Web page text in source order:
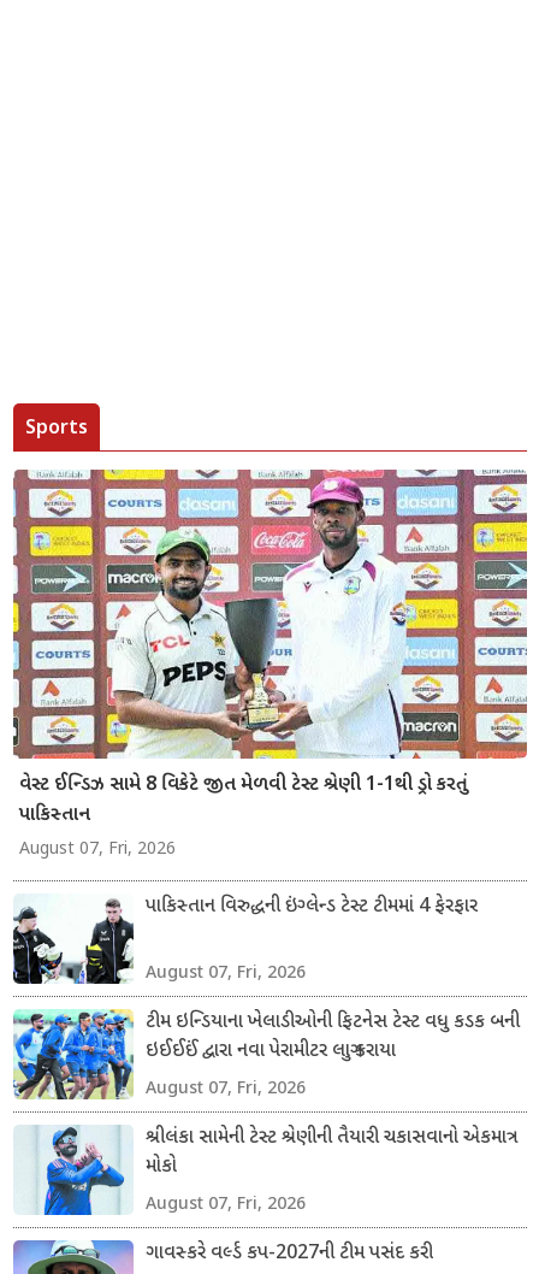
Sports
વેસ્ટ ઈન્ડિઝ સામે 8 વિકેટે જીત મેળવી ટેસ્ટ શ્રેણી 1-1થી ડ્રો કરતું
પાકિસ્તાન
August 07, Fri, 2026
પાકિસ્તાન વિરુદ્ધની ઇંગ્લેન્ડ ટેસ્ટ ટીમમાં 4 ફેરફાર
August 07, Fri, 2026
ટીમ ઇન્ડિયાના ખેલાડીઓની ફિટનેસ ટેસ્ટ વધુ કડક બની
ઇઈઈઈં દ્વારા નવા પેરામીટર લાગુ કરાયા
August 07, Fri, 2026
શ્રીલંકા સામેની ટેસ્ટ શ્રેણીની તૈયારી ચકાસવાનો એકમાત્ર
મોકો
August 07, Fri, 2026
ગાવસ્કરે વર્લ્ડ કપ-2027ની ટીમ પસંદ કરી